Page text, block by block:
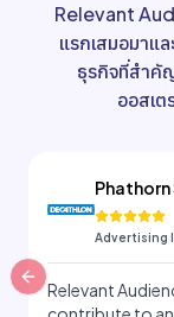
Relevant
แรกเสมอมาแล
ธุรกิจที่สำคั
ออสเต
Advertising
Relevant
Previous slide